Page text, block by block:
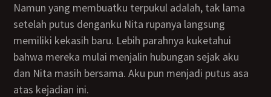
Namun yang membuatku terpukul adalah, tak lama
setelah putus denganku Nita rupanya langsung
memiliki kekasih baru. Lebih parahnya kuketahui
bahwa mereka mulai menjalin hubungan sejak aku
dan Nita masih bersama. Aku pun menjadi putus asa
atas kejadian ini.